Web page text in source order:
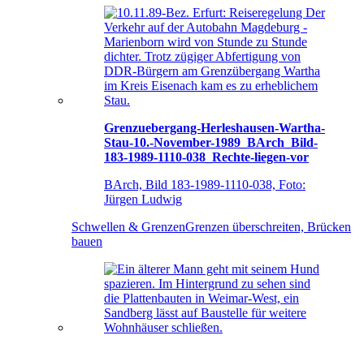
Grenzuebergang-Herleshausen-Wartha-
Stau-10.-November-1989_BArch_Bild-
183-1989-1110-038_Rechte-liegen-vor
BArch, Bild 183-1989-1110-038, Foto:
Jürgen Ludwig
Schwellen & GrenzenGrenzen überschreiten, Brücken
bauen